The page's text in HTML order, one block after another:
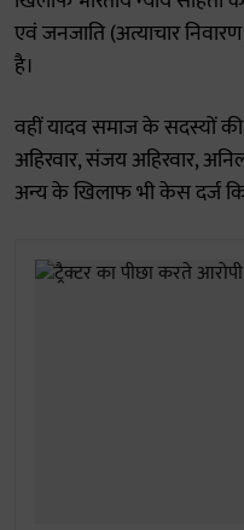
एवं जनजाति (अत्याचार
है।
वहीं यादव समाज के सदस्यों
अहिरवार, संजय अहिरवार,
अन्य के खिलाफ भी केस दर्ज